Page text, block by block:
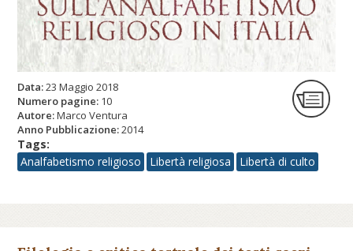
Data:23 Maggio 2018
Numero pagine: 10
Autore:Marco Ventura
Anno Pubblicazione:2014
Tags:
Analfabetismo religioso
Libertà religiosa Libertà di culto